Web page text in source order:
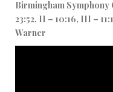
Birmingham
23:52, II – 10:16, III –
Warner